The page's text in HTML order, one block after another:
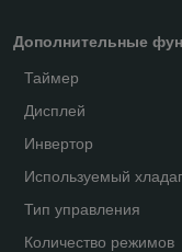
Дополнительные
Таймер
Дисплей
Инвертор
Используемый
Тип управления
Количество режимов